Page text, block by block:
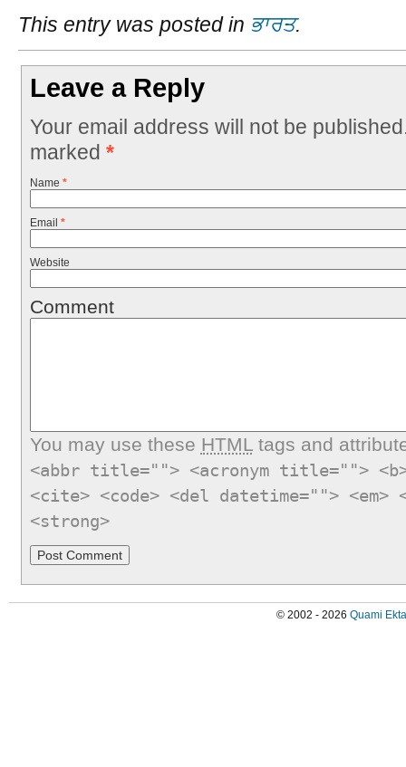
This entry was posted in ਭਾਰਤ.
Leave a Reply
Your email address will not be
marked *
Name *
Email *
Website
Comment
You may use these HTMLtags and
<abbr title=""> <acronym title="">
<cite> <code> <del datetime="">
<strong>
© 2002 - 2026 Quami